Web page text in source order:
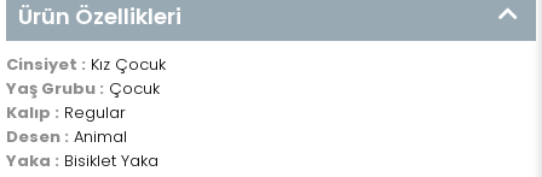
Ürün Özellikleri
Cinsiyet : Kız Çocuk
Yaş Grubu : Çocuk
Kalıp : Regular
Desen : Animal
Yaka : Bisiklet Yaka